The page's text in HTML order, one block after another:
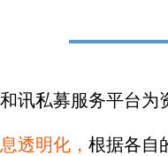
和讯私募服务平台为
息透明化， 根据各自